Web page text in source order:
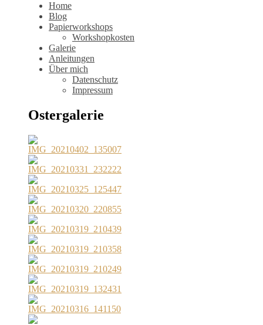
Home
Blog
Papierworkshops
Workshopkosten
Galerie
Anleitungen
Über mich
Datenschutz
Impressum
Ostergalerie